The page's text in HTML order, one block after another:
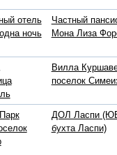
отель
ночь
Частный
Мона Лиза
Вилла
поселок
ДОЛ Ласпи
бухта Ласпи)